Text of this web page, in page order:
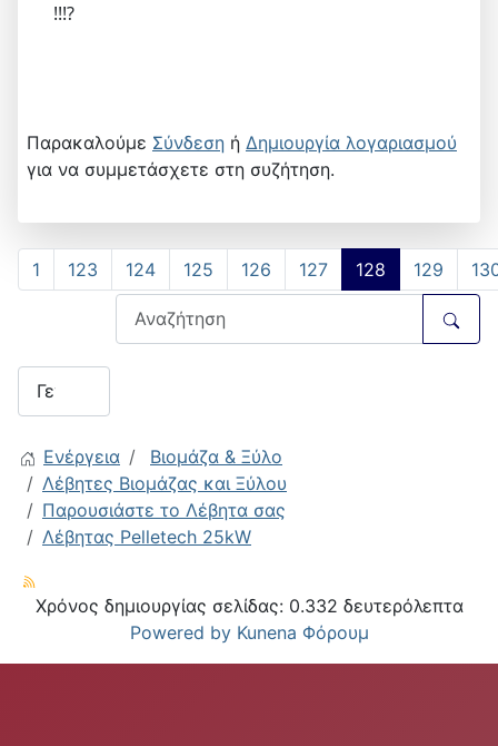
!!!?
Παρακαλούμε Σύνδεση ή Δημιουργία λογαριασμού
για να συμμετάσχετε στη συζήτηση.
1 123 124 125 126 127 128 129
Ενέργεια
Βιομάζα & Ξύλο
Λέβητες Βιομάζας και Ξύλου
Παρουσιάστε το Λέβητα σας
Λέβητας Pelletech 25kW
Χρόνος δημιουργίας σελίδας: 0.332 δευτερόλεπτα
Powered by Kunena Φόρουμ